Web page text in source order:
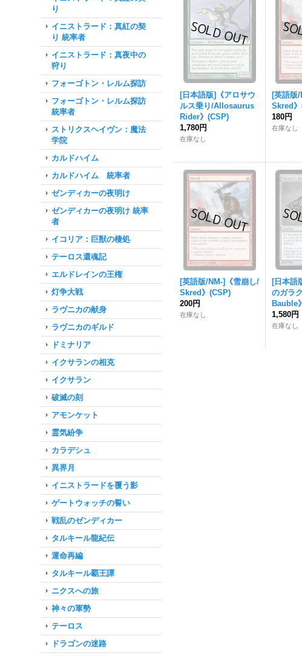
り
イニストラード：真紅の契
り 統率者
イニストラード：真夜中の
狩り
フォーゴトン・レルム探訪
フォーゴトン・レルム探訪
統率者
ストリクスヘイヴン：魔法
学院
カルドハイム
カルドハイム 統率者
ゼンディカーの夜明け
ゼンディカーの夜明け 統率
者
イコリア：巨獣の棲処
テーロス還魂記
エルドレインの王権
灯争大戦
ラヴニカの献身
ラヴニカのギルド
ドミナリア
イクサランの相克
イクサラン
破滅の刻
アモンケット
霊気紛争
カラデシュ
異界月
イニストラードを覆う影
ゲートウォッチの誓い
戦乱のゼンディカー
タルキール龍紀伝
運命再編
タルキール覇王譚
ニクスへの旅
神々の軍勢
テーロス
ドラゴンの迷路
[日本語版]《アロサウ
ルス乗り/Allosaurus
Rider》(CSP)
1,780円
在庫なし
[英語版
Skred
180円
在庫なし
[英語版/NM-]《雪崩し/
Skred》(CSP)
200円
在庫なし
[日本語
のガラ
Bauble
1,580円
在庫なし